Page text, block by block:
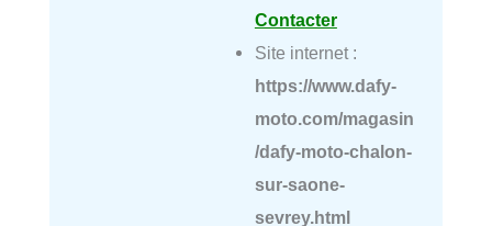
Contacter
Site internet :
https://www.dafy-
moto.com/magasin
/dafy-moto-chalon-
sur-saone-
sevrey.html